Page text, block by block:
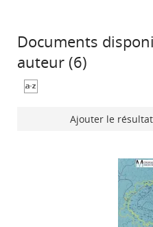
Documents
auteur (6)
Ajouter le